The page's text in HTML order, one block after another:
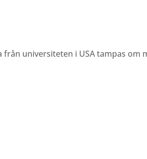
universiteten i USA tampas om